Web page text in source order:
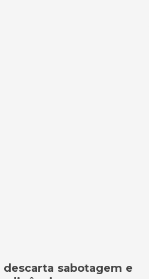
descarta sabotagem e